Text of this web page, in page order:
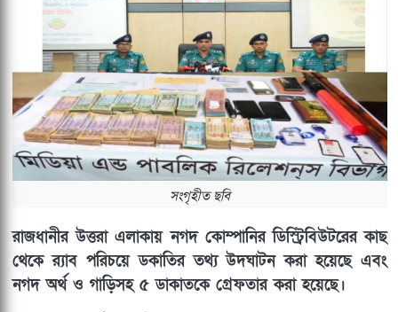
সংগৃহীত ছবি
রাজধানীর উত্তরা এলাকায় নগদ কোম্পানির ডিস্ট্রিবিউটরের কাছ
থেকে র‌্যাব পরিচয়ে ডকাতির তথ্য উদঘাটন করা হয়েছে এবং
নগদ অর্থ ও গাড়িসহ ৫ ডাকাতকে গ্রেফতার করা হয়েছে।